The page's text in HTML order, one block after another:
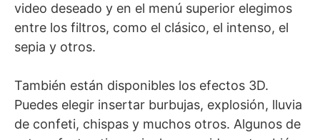
video deseado y en el menú superior elegimos
entre los filtros, como el clásico, el intenso, el
sepia y otros.
También están disponibles los efectos 3D.
Puedes elegir insertar burbujas, explosión, lluvia
de confeti, chispas y muchos otros. Algunos de